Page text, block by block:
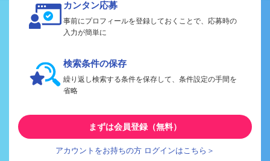
カンタン応募
事前にプロフィールを登録しておくことで、応募時の
入力が簡単に
検索条件の保存
繰り返し検索する条件を保存して、条件設定の手間を
省略
まずは会員登録（無料）
アカウントをお持ちの方 ログインはこちら＞